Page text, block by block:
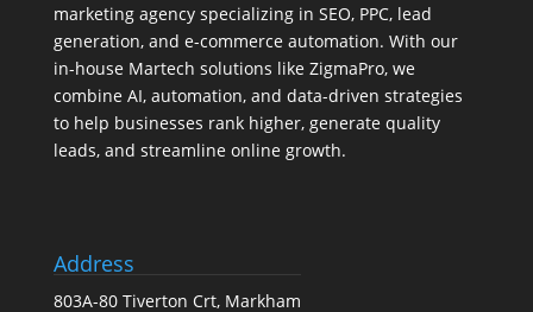
marketing agency specializing in SEO, PPC, lead
generation, and e-commerce automation. With our
in-house Martech solutions like ZigmaPro, we
combine AI, automation, and data-driven strategies
to help businesses rank higher, generate quality
leads, and streamline online growth.
Address
803A-80 Tiverton Crt, Markham